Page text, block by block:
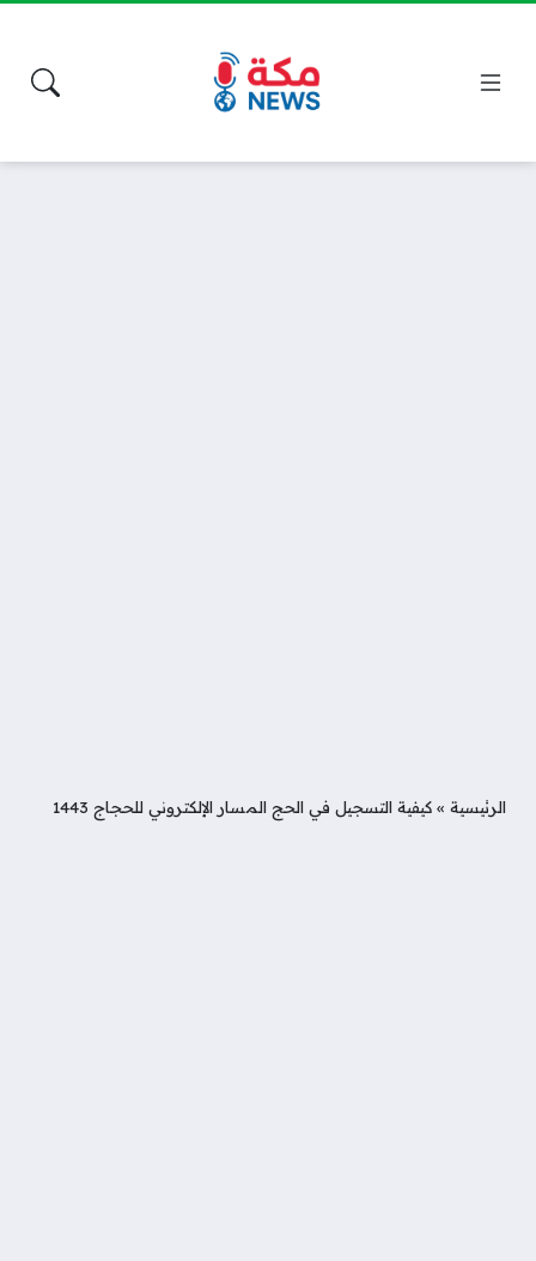
الرئيسية » كيفية التسجيل في الحج المسار الإلكتروني للحجاج 1443